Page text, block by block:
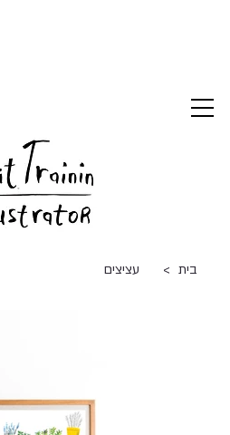
בית > עציצים